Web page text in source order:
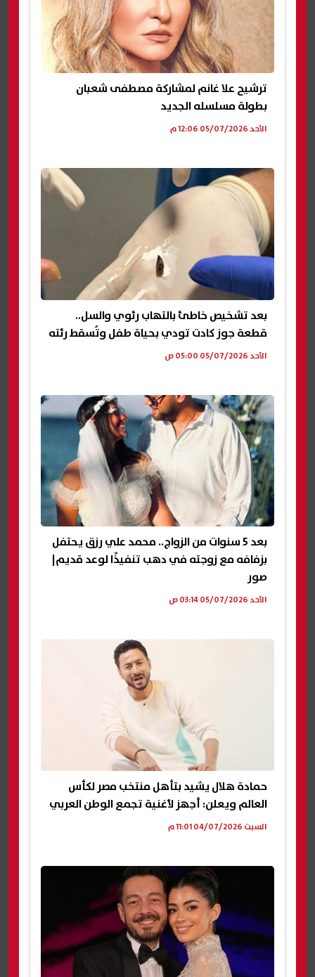
ترشيح علا غانم لمشاركة مصطفى شعبان
بطولة مسلسله الجديد
الأحد 05/07/2026 12:06 م
بعد تشخيص خاطئ بالتهاب رئوي والسل..
قطعة جوز كادت تودي بحياة طفل وتُسقط رئته
الأحد 05/07/2026 05:00 ص
بعد 5 سنوات من الزواج.. محمد علي رزق يحتفل
بزفافه مع زوجته في دهب تنفيذًا لوعد قديم|
صور
الأحد 05/07/2026 03:14 ص
حمادة هلال يشيد بتأهل منتخب مصر لكأس
العالم ويعلن: أجهز لأغنية تجمع الوطن العربي
السبت 04/07/2026 11:01 م